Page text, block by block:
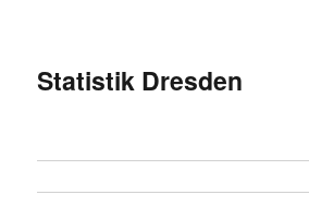
Statistik Dresden